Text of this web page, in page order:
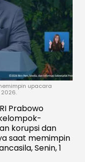
upacara
2026.
Prabowo
korupsi dan
saat memimpin
Senin, 1